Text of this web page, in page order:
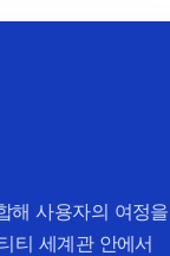
해 사용자의 여정을
티 세계관 안에서